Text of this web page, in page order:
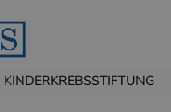
KINDERKREBSSTIFTUNG